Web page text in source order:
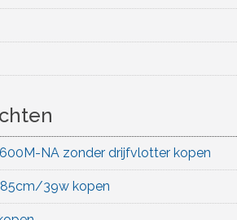
NA zonder drijfvlotter kopen
39w kopen